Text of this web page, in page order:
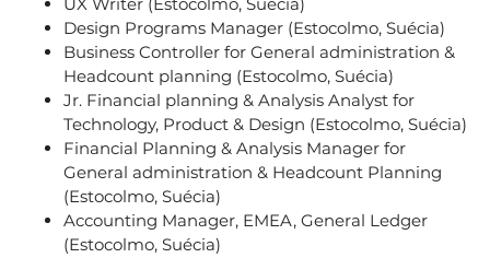
Design Programs Manager (Estocolmo, Suécia)
Business Controller for General administration &
Headcount planning (Estocolmo, Suécia)
Jr. Financial planning & Analysis Analyst for
Technology, Product & Design (Estocolmo, Suécia)
Financial Planning & Analysis Manager for
General administration & Headcount Planning
(Estocolmo, Suécia)
Accounting Manager, EMEA, General Ledger
(Estocolmo, Suécia)